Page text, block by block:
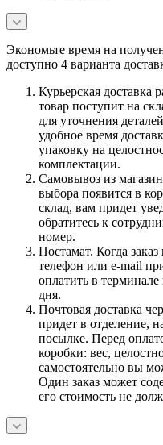
Экономьте время на
доступно 4 варианта
Курьерская доставка
товар поступит на
для уточнения
удобное время
упаковку на
комплектации.
Самовывоз из
выбора появится в
склад, вам придет
обратитесь к
номер.
Постамат. Когда
телефон или e-mail
оплатить в
дня.
Почтовая доставка
придет в отделение,
посылке. Перед
коробки: вес,
самостоятельно вы
Один заказ может
его стоимость не